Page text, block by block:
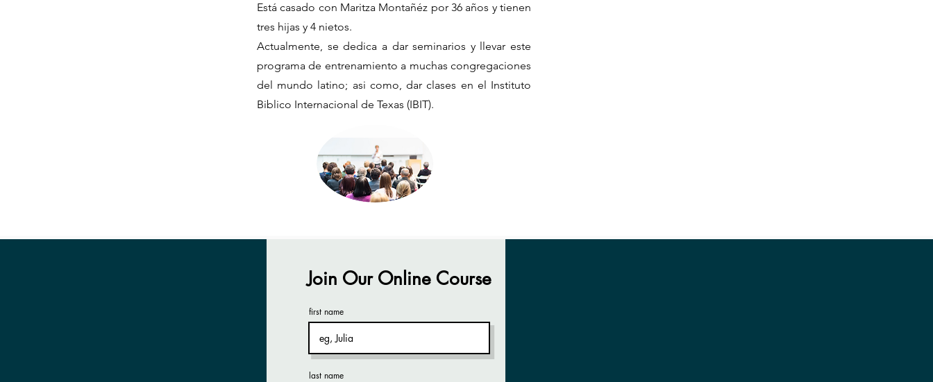
Está casado con Maritza Montañéz por 36 años y tienen
tres hijas y 4 nietos.
Actualmente, se dedica a dar seminarios y llevar este
programa de entrenamiento a muchas congregaciones
del mundo latino; asi como, dar clases en el Instituto
Biblico Internacional de Texas (IBIT).
Join Our Online Course
first name
last name